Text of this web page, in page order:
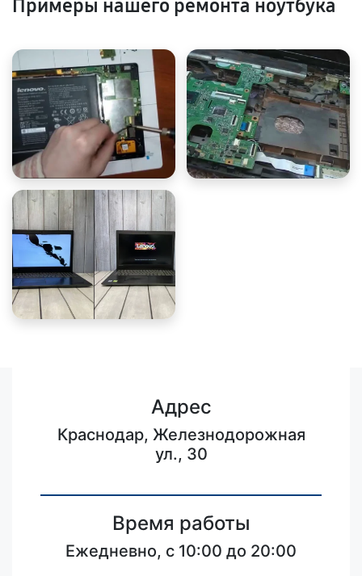
Примеры нашего ремонта ноутбука
Адрес
Краснодар, Железнодорожная
ул., 30
Время работы
Ежедневно, с 10:00 до 20:00